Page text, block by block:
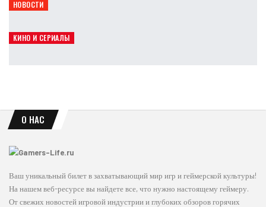
НОВОСТИ
Ananta получит официальную поддержку русского языка
КИНО И СЕРИАЛЫ
Элай Рот объяснил полный провал фильма Borderlands
О НАС
Ваш уникальный билет в захватывающий мир игр и геймерской культуры!
На нашем веб-ресурсе вы найдете все, что нужно настоящему геймеру.
От свежих новостей игровой индустрии и глубоких обзоров горячих